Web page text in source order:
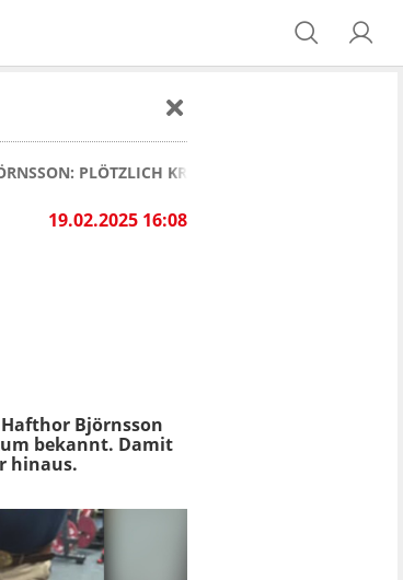
PLÖTZLICH KRACHEN 200 KILO AUF IHN!
19.02.2025 16:08
Björnsson
bekannt. Damit
hinaus.